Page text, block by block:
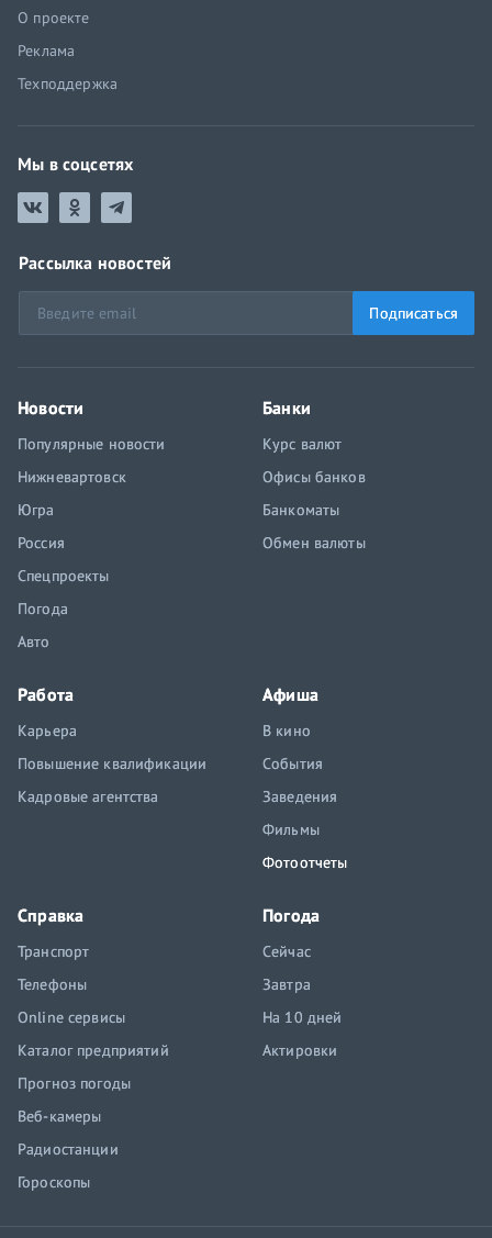
О проекте
Реклама
Техподдержка
Мы в соцсетях
Рассылка новостей
Подписаться
Новости
Популярные новости
Нижневартовск
Югра
Россия
Спецпроекты
Погода
Авто
Банки
Курс валют
Офисы банков
Банкоматы
Обмен валюты
Работа
Карьера
Повышение квалификации
Кадровые агентства
Афиша
В кино
События
Заведения
Фильмы
Фотоотчеты
Справка
Транспорт
Телефоны
Online сервисы
Каталог предприятий
Прогноз погоды
Веб-камеры
Радиостанции
Гороскопы
Погода
Сейчас
Завтра
На 10 дней
Актировки